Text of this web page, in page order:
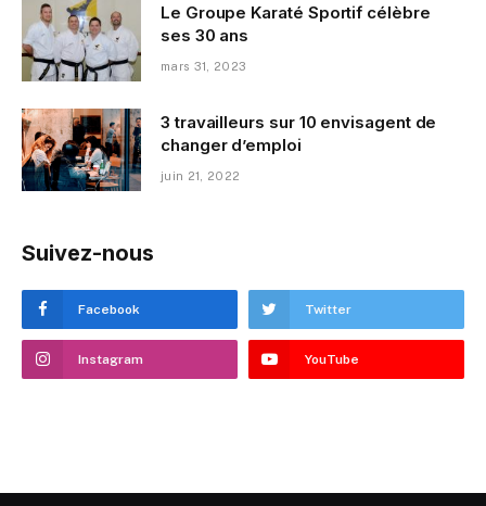
Le Groupe Karaté Sportif célèbre
ses 30 ans
mars 31, 2023
3 travailleurs sur 10 envisagent de
changer d’emploi
juin 21, 2022
Suivez-nous
Facebook Twitter
Instagram YouTube